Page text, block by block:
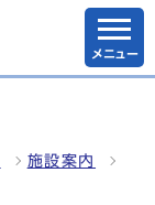
メニュー
施設案内